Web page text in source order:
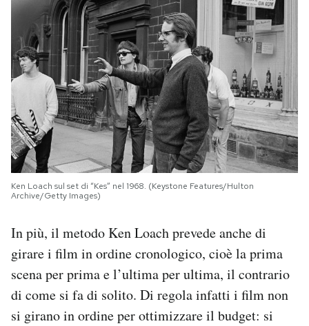
Ken Loach sul set di “Kes” nel 1968. (Keystone Features/Hulton
Archive/Getty Images)
In più, il metodo Ken Loach prevede anche di
girare i film in ordine cronologico, cioè la prima
scena per prima e l’ultima per ultima, il contrario
di come si fa di solito. Di regola infatti i film non
si girano in ordine per ottimizzare il budget: si